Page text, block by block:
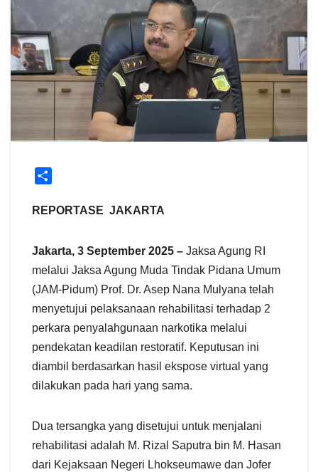
a
REPORTASE JAKARTA
Jakarta, 3 September 2025 – Jaksa Agung RI
melalui Jaksa Agung Muda Tindak Pidana Umum
(JAM-Pidum) Prof. Dr. Asep Nana Mulyana telah
menyetujui pelaksanaan rehabilitasi terhadap 2
perkara penyalahgunaan narkotika melalui
pendekatan keadilan restoratif. Keputusan ini
diambil berdasarkan hasil ekspose virtual yang
dilakukan pada hari yang sama.
Dua tersangka yang disetujui untuk menjalani
rehabilitasi adalah M. Rizal Saputra bin M. Hasan
dari Kejaksaan Negeri Lhokseumawe dan Jofer